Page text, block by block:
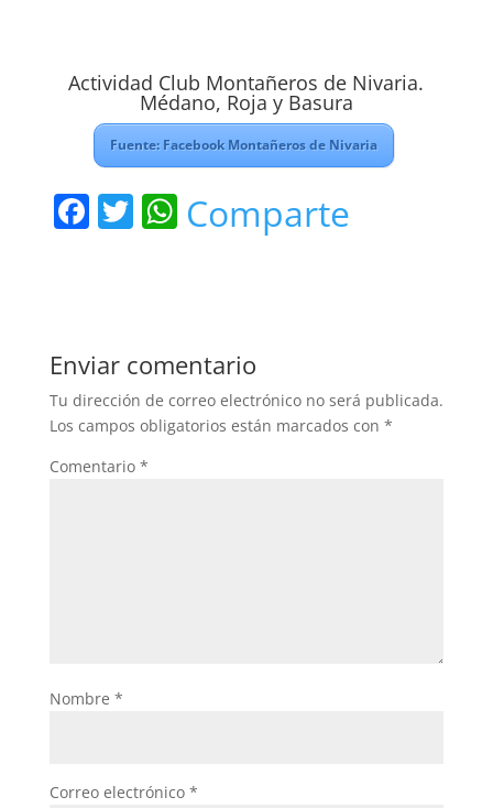
Actividad Club Montañeros de Nivaria.
Médano, Roja y Basura
Fuente: Facebook Montañeros de Nivaria
F
b
o
o
k
T W
A
p
p
Comparte
Enviar comentario
Tu dirección de correo electrónico no será publicada.
Los campos obligatorios están marcados con *
Comentario *
Nombre *
Correo electrónico *